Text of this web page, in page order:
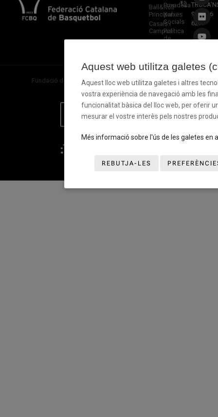
Ball&Roll
Principal
Casals i
Campus
Privadesa
Xarxes
Socials
Política
de
933 966
620
Fundació del Bàsquet Català. Tots els drets reservats ©
Aquest web utilitza galetes
Aquest lloc web utilitza galetes i altres
vostra experiència de navegació amb les
funcionalitat bàsica del lloc web, per oferir
mesurar el vostre interès pels nostres
Més informació sobre l'ús de les galetes en
REBUTJA-LES